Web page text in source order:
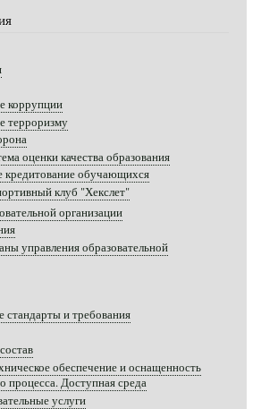
коррупции
терроризму
оценки качества образования
кредитование обучающихся
клуб "Хекслет"
организации
управления образовательной
стандарты и требования
обеспечение и оснащенность
процесса. Доступная среда
услуги